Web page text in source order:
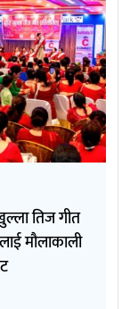
तिज गीत
मौलाकाली